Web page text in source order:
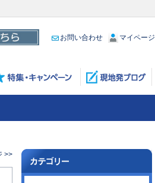
お問い合わせ マイページ
>>